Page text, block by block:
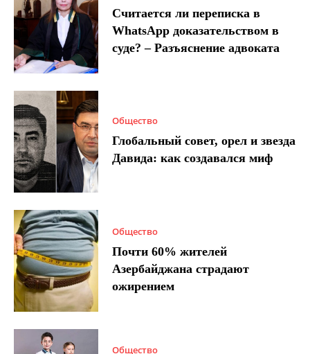
Считается ли переписка в
WhatsApp доказательством в
суде? – Разъяснение адвоката
Общество
Глобальный совет, орел и звезда
Давида: как создавался миф
Общество
Почти 60% жителей
Азербайджана страдают
ожирением
Общество